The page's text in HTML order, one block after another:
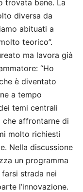
trovata bene. La
diversa da
abituati a
teorico”.
ma lavora già
“Ho
è diventato
a tempo
temi centrali
che affrontarne di
molto richiesti
Nella discussione
un programma
strada nei
l’innovazione.